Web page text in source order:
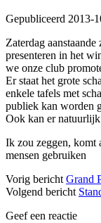
Gepubliceerd 2013-
Zaterdag
presenteren in het
we onze club
Er staat het grote
enkele tafels met
publiek kan worden
Ook kan er
Ik zou zeggen, komt
mensen gebruiken
Vorig bericht Grand
Volgend bericht
Geef een reactie